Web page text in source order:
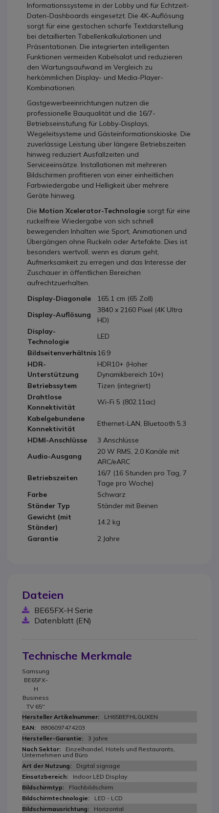
Informationssysteme in der Lobby und für Echtzeit-
Daten-Dashboards eingesetzt. Die 4K-Auflösung
sorgt für eine gestochen scharfe Textdarstellung
bei detaillierten Tabellenkalkulationen und
Präsentationen. Die integrierten intelligenten
Funktionen vermeiden Kabelsalat und reduzieren
den Wartungsaufwand im Vergleich zu
herkömmlichen Display- und Media-Player-
Kombinationen.
Gastgewerbeeinrichtungen nutzen die
professionelle Bauqualität und die 16/7-
Betriebseinstufung für Lobby-Displays,
Wegeleitsysteme und Gästeinformationskioske. Die
zuverlässige Leistung über längere Betriebszeiten
hinweg reduziert Ausfallzeiten und
Serviceeinsätze. Installationen mit mehreren
Bildschirmen profitieren von einer einheitlichen
Farbwiedergabe und Helligkeit über mehrere
Geräte hinweg.
Die Motion Xcelerator-Technologie sorgt für eine
ruckelfreie Wiedergabe von sich schnell
bewegenden Inhalten wie Sport, Animationen und
Übergängen ohne Ruckeln oder Artefakte. Dies ist
besonders wertvoll, wenn es darum geht,
Aufmerksamkeit zu erregen und das Interesse der
Zuschauer in öffentlichen Bereichen
aufrechtzuerhalten.
Display-Diagonale
165.1 cm (65 Zoll)
Display-Auflösung
3840 x 2160 Pixel (4K Ultra
HD)
Display-
Technologie
LED
Bildseitenverhältnis16:9
HDR-
Unterstützung
HDR10+ (Hoher
Dynamikbereich 10+)
Betriebssytem
Tizen (integriert)
Drahtlose
Konnektivität
Wi-Fi 5 (802.11ac)
Kabelgebundene
Konnektivität
Ethernet-LAN, Bluetooth 5.3
HDMI-Anschlüsse
3 Anschlüsse
Audio-Ausgang
20 W RMS, 2.0 Kanäle mit
ARC/eARC
Betriebszeiten
16/7 (16 Stunden pro Tag, 7
Tage pro Woche)
Farbe
Schwarz
Ständer Typ
Ständer mit Beinen
Gewicht (mit
Ständer)
14.2 kg
Garantie
2 Jahre
Dateien
BE65FX-H Serie
Datenblatt (EN)
Technische Merkmale
Samsung
BE65FX-
H
Business
TV 65''
LH65BEFHLGUXEN
8806097474203
3 Jahre
Einzelhandel, Hotels und Restaurants,
Unternehmen und Büro
Digital signage
Indoor LED Display
Flachbildschirm
LED - LCD
Horizontal